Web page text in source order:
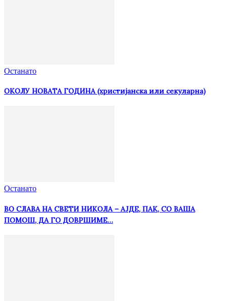
Останато
ОКОЛУ НОВАТА ГОДИНА (христијанска или секуларна)
Останато
ВО СЛАВА НА СВЕТИ НИКОЛА – АЈДЕ, ПАК, СО ВАША
ПОМОШ, ДА ГО ДОВРШИМЕ…